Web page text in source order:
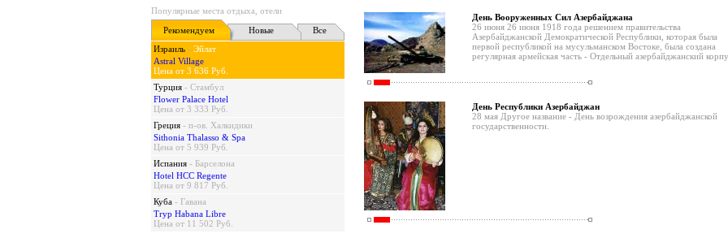
Популярные места отдыха, отели
Рекомендуем
Новые
Все
Израиль - Эйлат
Astral Village
Цена от 3 636 Руб.
Турция - Стамбул
Flower Palace Hotel
Цена от 3 333 Руб.
Греция - п-ов. Халкидики
Sithonia Thalasso & Spa
Цена от 5 939 Руб.
Испания - Барселона
Hotel HCC Regente
Цена от 9 817 Руб.
Куба - Гавана
Tryp Habana Libre
Цена от 11 502 Руб.
День Вооруженных Сил Азербайджана
26 июня 26 июня 1918 года решением правительства
Азербайджанской Демократической Республики, которая была
первой республикой на мусульманском Востоке, была создана
регулярная армейская часть - Отдельный азербайджанский
День Республики Азербайджан
28 мая Другое название - День возрождения азербайджанской
государственности.